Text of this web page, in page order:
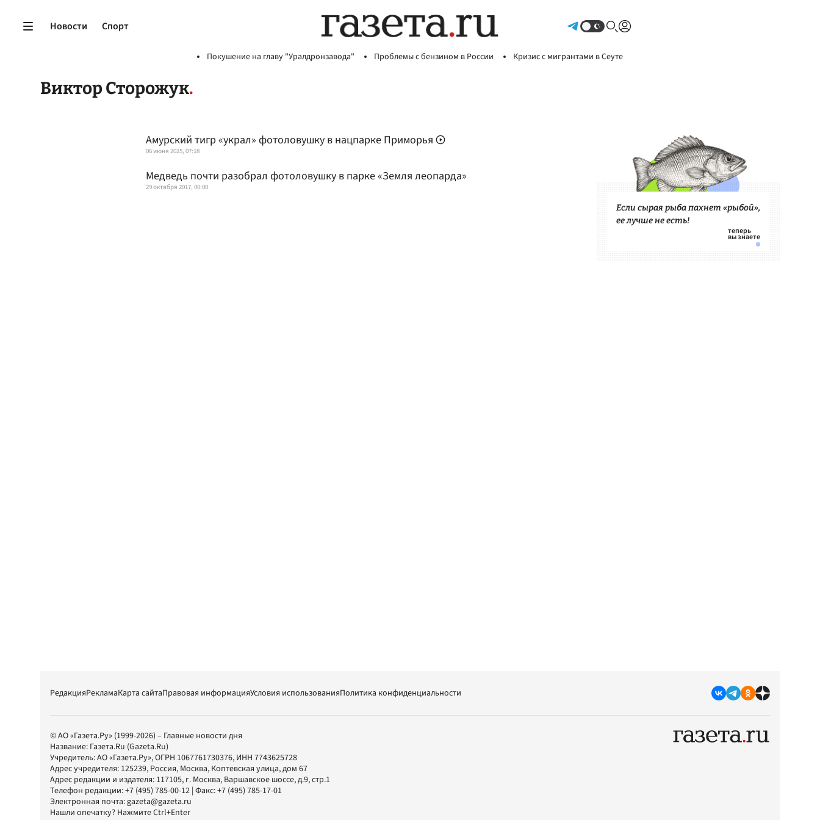
Новости Спорт
Покушение на главу "Уралдронзавода" Проблемы с бензином в России Кризис с мигрантами в Сеуте
Виктор Сторожук
Амурский тигр «украл» фотоловушку в нацпарке Приморья
06 июня 2025, 07:18
Медведь почти разобрал фотоловушку в парке «Земля леопарда»
29 октября 2017, 00:00
Если сырая рыба пахнет «рыбой»,
ее лучше не есть!
РедакцияРекламаКарта сайтаПравовая информацияУсловия использованияПолитика конфиденциальности
© АО «Газета.Ру» (1999-2026) – Главные новости дня
Название: Газета.Ru (Gazeta.Ru)
Учредитель:АО «Газета.Ру», ОГРН 1067761730376, ИНН 7743625728
Адрес учредителя: 125239, Россия, Москва, Коптевская улица, дом 67
Адрес редакции и издателя: 117105, г. Москва, Варшавское шоссе, д.9, стр.1
Телефон редакции:+7 (495) 785-00-12 | Факс:+7 (495) 785-17-01
Электронная почта:gazeta@gazeta.ru
Нашли опечатку? Нажмите Ctrl+Enter